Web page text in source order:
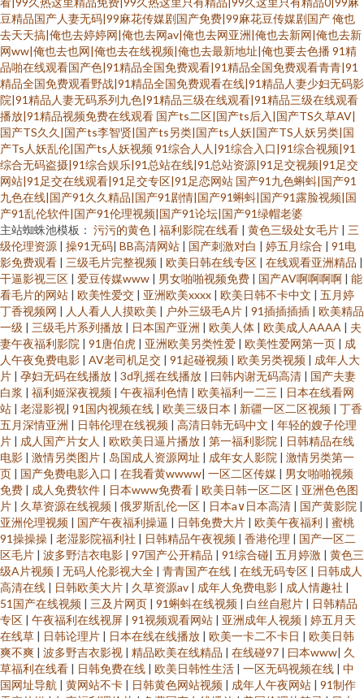
豆精品国产人妻无码|99麻花传媒剧国产免费|99麻花豆传媒剧国产俺也
去天天搞|俺也去婷婷网|俺也去网av|俺也去网亚洲|俺也去新网|俺也去新
网ww|俺也去也网|俺也去在线视频|俺也去最新地址|俺也要去色播91精
品啪在线观看国产色|91精品全国免费观看|91精品全国免费观看青青|91
精品全国免费观看野战|91精品全国免费观看在线|91精品人妻少妇无码影
院|91精品人妻无码系列九色|91精品三级在线观看|91精品三级在线观看
播放|91精品视频免费在线观看 国产ts二区|国产ts后入|国产TS久草AV|
国产TS久久|国产ts李智贤|国产ts另类|国产ts人妖|国产TS人妖另类|国
产Ts人妖乱伦|国产ts人妖视频91综合人人|91综合入口|91综合视频|91
综合无码盗摄|91综合娱乐|91总站在线|91总站资源|91足交视频|91足交
网站|91足交在线观看|91足交专区|91足恋网站 国产91九色蝌蚪|国产91
九色在线|国产91久久精品|国产91剧情|国产91蝌蚪|国产91露脸视频|国
产91乱伦软件|国产91伦理视频|国产91论坛|国产91绿帽老婆
主站蜘蛛池模板： 污污的黄色 | 福利影院在线看 | 黄色三级处女毛片 | 三
级伦理资源 | 操91无码| BB高清网站 | 国产刺激对白 | 婷五月综合 | 91电
影免费观看 | 三级毛片完整视频 | 欧美日韩在线专区 | 在线观看亚洲精品 |
干逼影视三区 | 爱豆传媒www | 男女啪啪视频免费 | 国产AV啊啊啊啊 | 能
看毛片的网站 | 欧美性爱交 | 亚洲欧美xxxx | 欧美日韩不卡中文 | 五月婷
丁香视频网 | 人人看人人摸欧美 | 户外三级毛A片 | 91插插插插 | 欧美精品
一级 | 三级毛片系列播放 | 日本国产亚洲 | 欧美人体 | 欧美成人AAAA | 夫
妻午夜福利影院 | 91唐伯虎 | 亚洲欧美另类性爱 | 欧美性爱网第一页 | 成
人午夜免费电影 | AV老司机足交 | 91起碰视频 | 欧美另类视频 | 成年人大
片 | 孕妇无码在线播放 | 3d乳摇在线播放 | 曰韩内谢无码高清 | 国产夫妻
白浆 | 福利姬深夜视频 | 午夜福利色情 | 欧美福利一二三 | 日本在线看网
站 | 老湿影视| 91国内视频在线 | 欧美三级日本 | 新疆一区二区视频 | 丁香
五月深情亚洲 | 日韩伦理在线视频 | 高清日韩无码中文 | 年轻的嫂子伦理
片 | 成人国产片女人 | 欧欧美日逼片播放 | 第一福利影院 | 日韩精品在线
电影 | 激情另类图片 | 岛国成人资源网址 | 成年女人影院 | 激情另类第一
页 | 国产免费电影入口 | 在我看黄wwww| 一区二区传媒 | 男女啪啪视频
免费 | 成人免费软件 | 日本www免费看 | 欧美日韩一区二区 | 亚洲色色图
片 | 久草资源在线视频 | 俄罗斯乱伦一区 | 日本a∨日本高清 | 国产黄影院 |
亚洲伦理视频 | 国产午夜福利操逼 | 日韩免费大片 | 欧美午夜福利 | 蜜桃
91操操操 | 老湿影院福利社 | 日韩精品午夜视频 | 香港伦理 | 国产一区二
区毛片 | 波多野洁衣电影 | 97国产公开精品 | 91综合碰| 五月婷激 | 黄色三
级A片视频 | 无码人伦影视大全 | 青青国产在线 | 在线无码专区 | 日韩成人
高清在线 | 日韩欧美大片 | 久草资源av | 成年人免费电影 | 成人情趣社 |
51国产在线视频 | 三及片网页 | 91蝌蚪在线视频 | 白丝自慰片 | 日韩精品
专区 | 午夜福利在线视屏 | 91视频观看网站 | 亚洲成年人视频 | 婷五月天
在线草 | 日韩论理片 | 日本在线在线播放 | 欧美一卡二不卡日 | 欧美日韩
爽不爽 | 波多野吉衣影视 | 精品欧美在线精品 | 在线碰97 | 曰本www| 久
草福利在线看 | 日韩免费在线 | 欧美日韩性生活 | 一区无码视频在线 | 中
国网址导航 | 黄网站不卡 | 日韩黄色网站视频 | 成年人午夜网站 | 91制作